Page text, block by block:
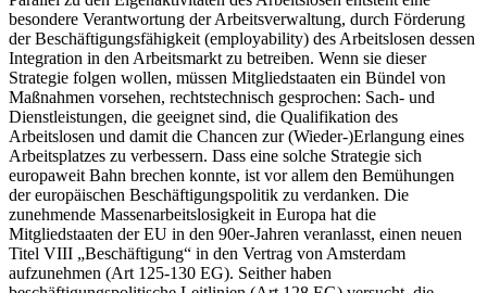
besondere Verantwortung der Arbeitsverwaltung, durch Förderung
der Beschäftigungsfähigkeit (employability) des Arbeitslosen dessen
Integration in den Arbeitsmarkt zu betreiben. Wenn sie dieser
Strategie folgen wollen, müssen Mitgliedstaaten ein Bündel von
Maßnahmen vorsehen, rechtstechnisch gesprochen: Sach- und
Dienstleistungen, die geeignet sind, die Qualifikation des
Arbeitslosen und damit die Chancen zur (Wieder-)Erlangung eines
Arbeitsplatzes zu verbessern. Dass eine solche Strategie sich
europaweit Bahn brechen konnte, ist vor allem den Bemühungen
der europäischen Beschäftigungspolitik zu verdanken. Die
zunehmende Massenarbeitslosigkeit in Europa hat die
Mitgliedstaaten der EU in den 90er-Jahren veranlasst, einen neuen
Titel VIII „Beschäftigung“ in den Vertrag von Amsterdam
aufzunehmen (Art 125-130 EG). Seither haben